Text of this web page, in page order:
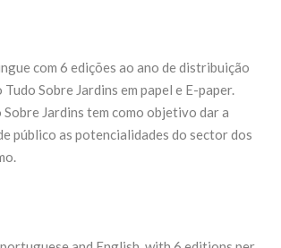
com 6 edições ao ano de distribuição
Sobre Jardins em papel e E-paper.
Jardins tem como objetivo dar a
público as potencialidades do sector dos